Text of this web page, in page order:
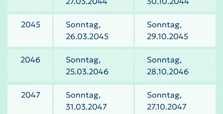
2045
Sonntag,
26.03.2045
Sonntag,
29.10.2045
2046
Sonntag,
25.03.2046
Sonntag,
28.10.2046
2047
Sonntag,
31.03.2047
Sonntag,
27.10.2047